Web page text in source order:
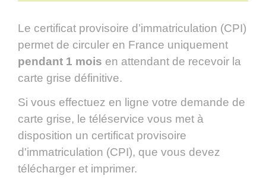
Le certificat provisoire d’immatriculation (CPI)
permet de circuler en France uniquement
pendant 1 mois en attendant de recevoir la
carte grise définitive.
Si vous effectuez en ligne votre demande de
carte grise, le téléservice vous met à
disposition un certificat provisoire
d'immatriculation (CPI), que vous devez
télécharger et imprimer.